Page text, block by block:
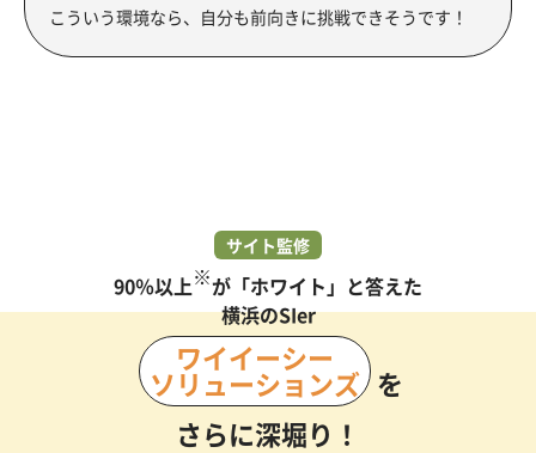
こういう環境なら、自分も前向きに挑戦できそうです！
サイト監修
90％以上※が「ホワイト」と答えた
横浜のSIer
ワイイーシー
ソリューションズ を
さらに深堀り！